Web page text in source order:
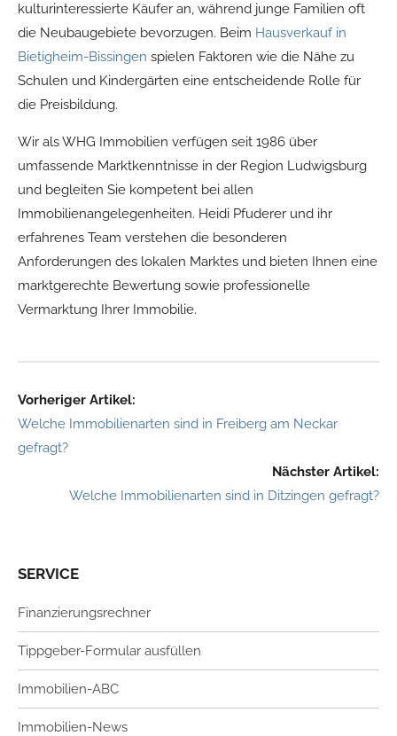
kulturinteressierte Käufer an, während junge Familien oft
die Neubaugebiete bevorzugen. Beim Hausverkauf in
Bietigheim-Bissingen spielen Faktoren wie die Nähe zu
Schulen und Kindergärten eine entscheidende Rolle für
die Preisbildung.
Wir als WHG Immobilien verfügen seit 1986 über
umfassende Marktkenntnisse in der Region Ludwigsburg
und begleiten Sie kompetent bei allen
Immobilienangelegenheiten. Heidi Pfuderer und ihr
erfahrenes Team verstehen die besonderen
Anforderungen des lokalen Marktes und bieten Ihnen eine
marktgerechte Bewertung sowie professionelle
Vermarktung Ihrer Immobilie.
Vorheriger Artikel:
Welche Immobilienarten sind in Freiberg am Neckar
gefragt?
Nächster Artikel:
Welche Immobilienarten sind in Ditzingen gefragt?
SERVICE
Finanzierungsrechner
Tippgeber-Formular ausfüllen
Immobilien-ABC
Immobilien-News